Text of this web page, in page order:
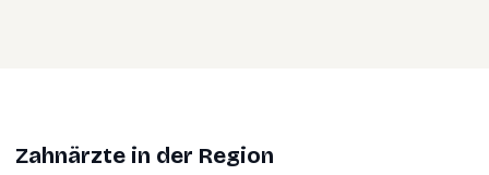
Zahnärzte in der Region